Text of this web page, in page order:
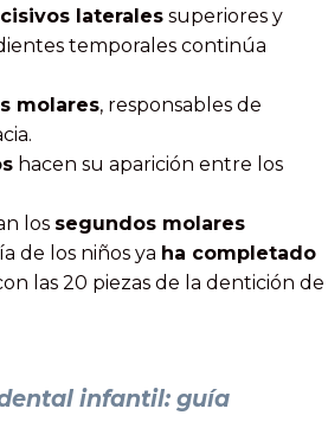
laterales superiores y
temporales continúa
molares, responsables de
hacen su aparición entre los
los segundos molares
de los niños ya ha completado
las 20 piezas de la dentición de
infantil: guía